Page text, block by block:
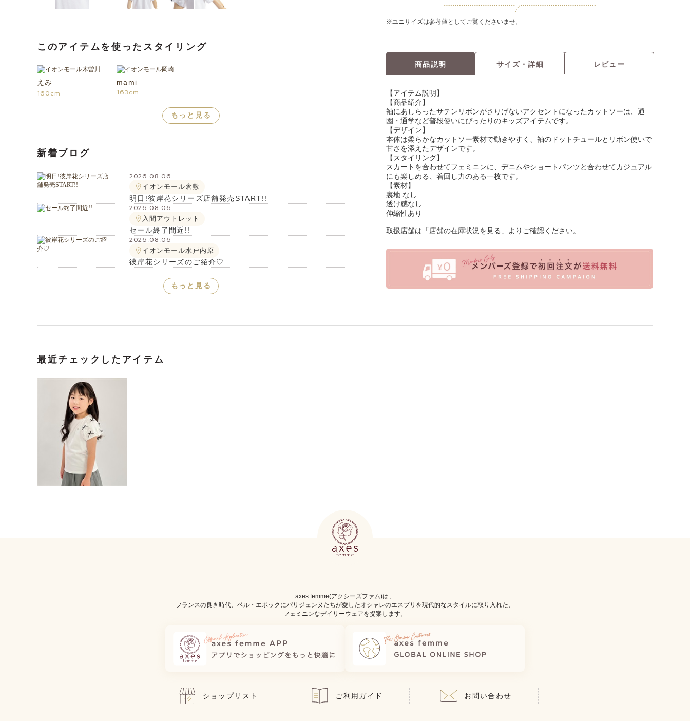
このアイテムを使ったスタイリング
えみ
160cm
mami
163cm
もっと見る
新着ブログ
2026.08.06
イオンモール倉敷
明日!彼岸花シリーズ店舗発売START!!
2026.08.06
入間アウトレット
セール終了間近!!
2026.08.06
イオンモール水戸内原
彼岸花シリーズのご紹介♡
もっと見る
※ユニサイズは参考値としてご覧くださいませ。
商品説明 サイズ・詳細 レビュー
【アイテム説明】
【商品紹介】
袖にあしらったサテンリボンがさりげないアクセントになったカットソーは、通
園・通学など普段使いにぴったりのキッズアイテムです。
【デザイン】
本体は柔らかなカットソー素材で動きやすく、袖のドットチュールとリボン使いで
甘さを添えたデザインです。
【スタイリング】
スカートを合わせてフェミニンに、デニムやショートパンツと合わせてカジュアル
にも楽しめる、着回し力のある一枚です。
【素材】
裏地 なし
透け感なし
伸縮性あり
取扱店舗は「店舗の在庫状況を見る」よりご確認ください。
最近チェックしたアイテム
axes femme(アクシーズファム)は、
フランスの良き時代、ベル・エポックにパリジェンヌたちが愛したオシャレのエスプリを現代的なスタイルに取り入れた、
フェミニンなデイリーウェアを提案します。
ショップリスト ご利用ガイド お問い合わせ